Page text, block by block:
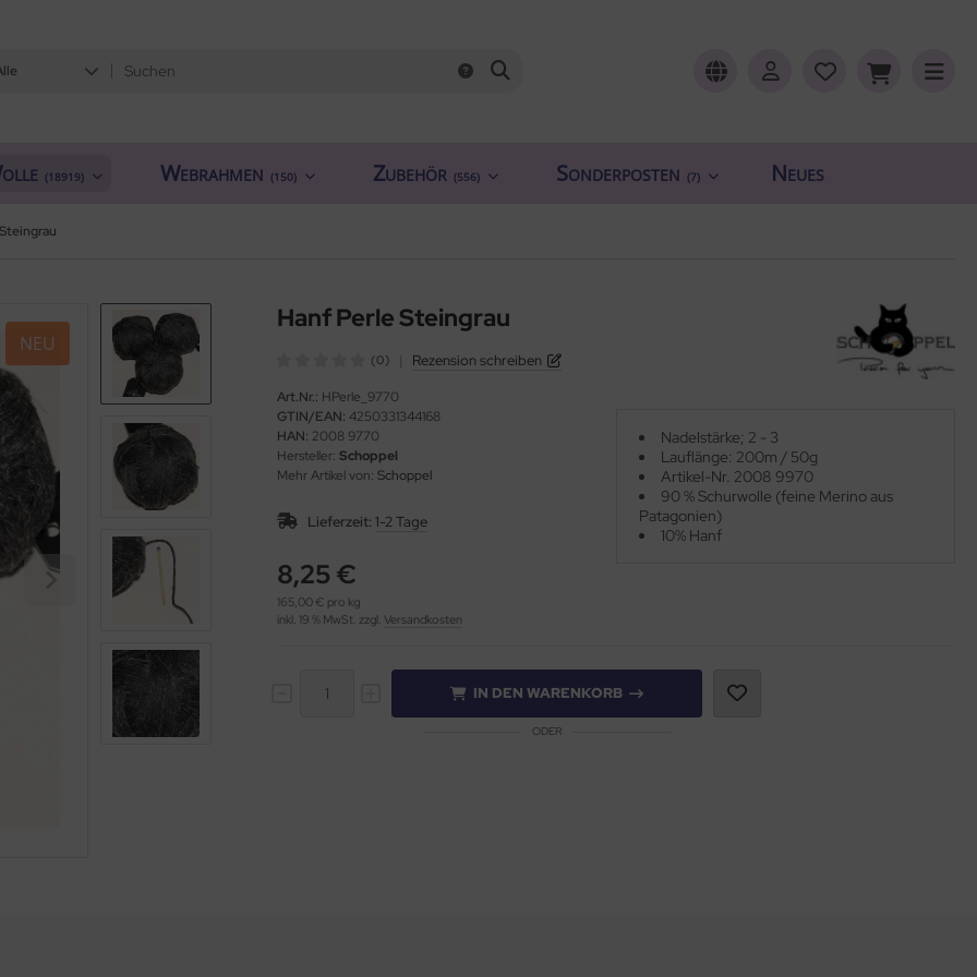
(18919) Webrahmen (150) Zubehör (556) Sonderposten (7) Neues
Hanf Perle Steingrau
(0) Rezension schreiben
Art.Nr.: HPerle_9770
GTIN/EAN: 4250331344168
HAN: 2008 9770
Hersteller: Schoppel
Mehr Artikel von: Schoppel
Lieferzeit: 1-2 Tage
8,25 €
165,00 € pro kg
inkl. 19 % MwSt. zzgl. Versandkosten
Nadelstärke; 2 - 3
Lauflänge: 200m / 50g
Artikel-Nr. 2008 9970
90 % Schurwolle (feine Merino aus
Patagonien)
10% Hanf
NEU
IN DEN WARENKORB
ODER